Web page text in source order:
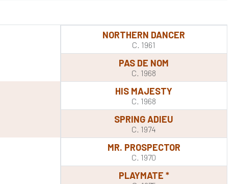
NORTHERN DANCER
C. 1961
PAS DE NOM
C. 1968
HIS MAJESTY
C. 1968
SPRING ADIEU
C. 1974
MR. PROSPECTOR
C. 1970
PLAYMATE *